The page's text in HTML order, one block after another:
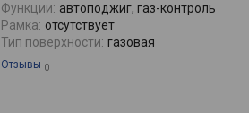
Функции: автоподжиг, газ-контроль
Рамка: отсутствует
Тип поверхности: газовая
Отзывы 0